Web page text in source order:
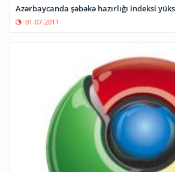
Azərbaycanda şəbəkə hazırlığı indeksi
01-07-2011